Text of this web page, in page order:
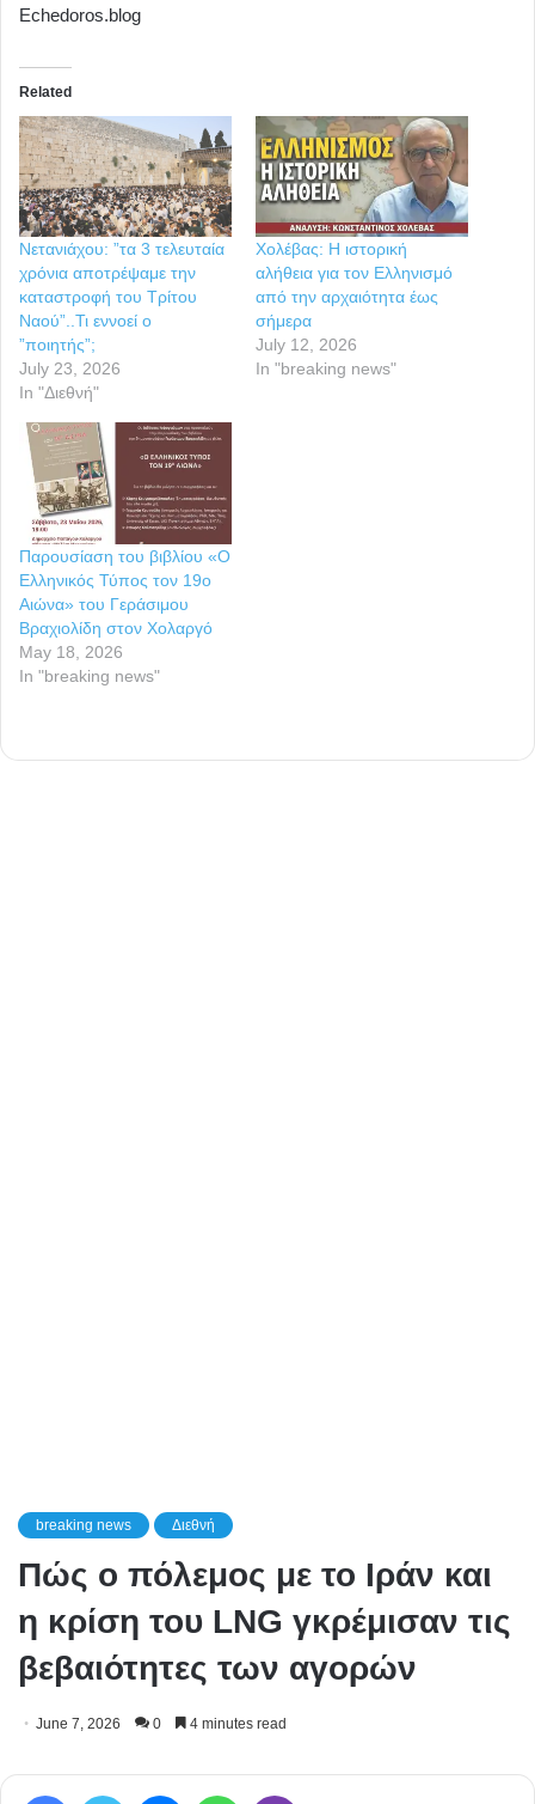
Echedoros.blog
Related
Νετανιάχου: ”τα 3 τελευταία
χρόνια αποτρέψαμε την
καταστροφή του Τρίτου
Ναού”..Τι εννοεί ο
”ποιητής”;
July 23, 2026
In "Διεθνή"
Χολέβας: Η ιστορική
αλήθεια για τον Ελληνισμό
από την αρχαιότητα έως
σήμερα
July 12, 2026
In "breaking news"
Παρουσίαση του βιβλίου «Ο
Ελληνικός Τύπος τον 19ο
Αιώνα» του Γεράσιμου
Βραχιολίδη στον Χολαργό
May 18, 2026
In "breaking news"